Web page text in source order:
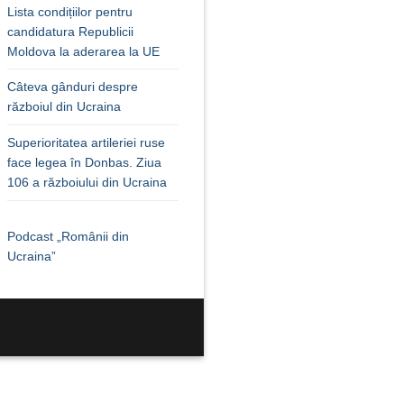
Lista condițiilor pentru
candidatura Republicii
Moldova la aderarea la UE
Câteva gânduri despre
războiul din Ucraina
Superioritatea artileriei ruse
face legea în Donbas. Ziua
106 a războiului din Ucraina
Podcast „Românii din
Ucraina”